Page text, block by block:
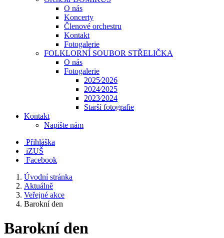
O nás
Koncerty
Členové orchestru
Kontakt
Fotogalerie
FOLKLORNÍ SOUBOR STŘELIČKA
O nás
Fotogalerie
2025⁄2026
2024⁄2025
2023⁄2024
Starší fotografie
Kontakt
Napište nám
Přihláška
iZUŠ
Facebook
Úvodní stránka
Aktuálně
Veřejné akce
Barokní den
Barokní den